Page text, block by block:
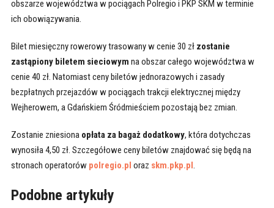
obszarze województwa w pociągach Polregio i PKP SKM w terminie
ich obowiązywania.
Bilet miesięczny rowerowy trasowany w cenie 30 złzostanie
zastąpiony biletem sieciowym na obszar całego województwa w
cenie 40 zł. Natomiast ceny biletów jednorazowych i zasady
bezpłatnych przejazdów w pociągach trakcji elektrycznej między
Wejherowem, a Gdańskiem Śródmieściem pozostają bez zmian.
Zostanie zniesiona opłata za bagaż dodatkowy, która dotychczas
wynosiła 4,50 zł. Szczegółowe ceny biletów znajdować się będą na
stronach operatorów polregio.pl oraz skm.pkp.pl.
Podobne artykuły